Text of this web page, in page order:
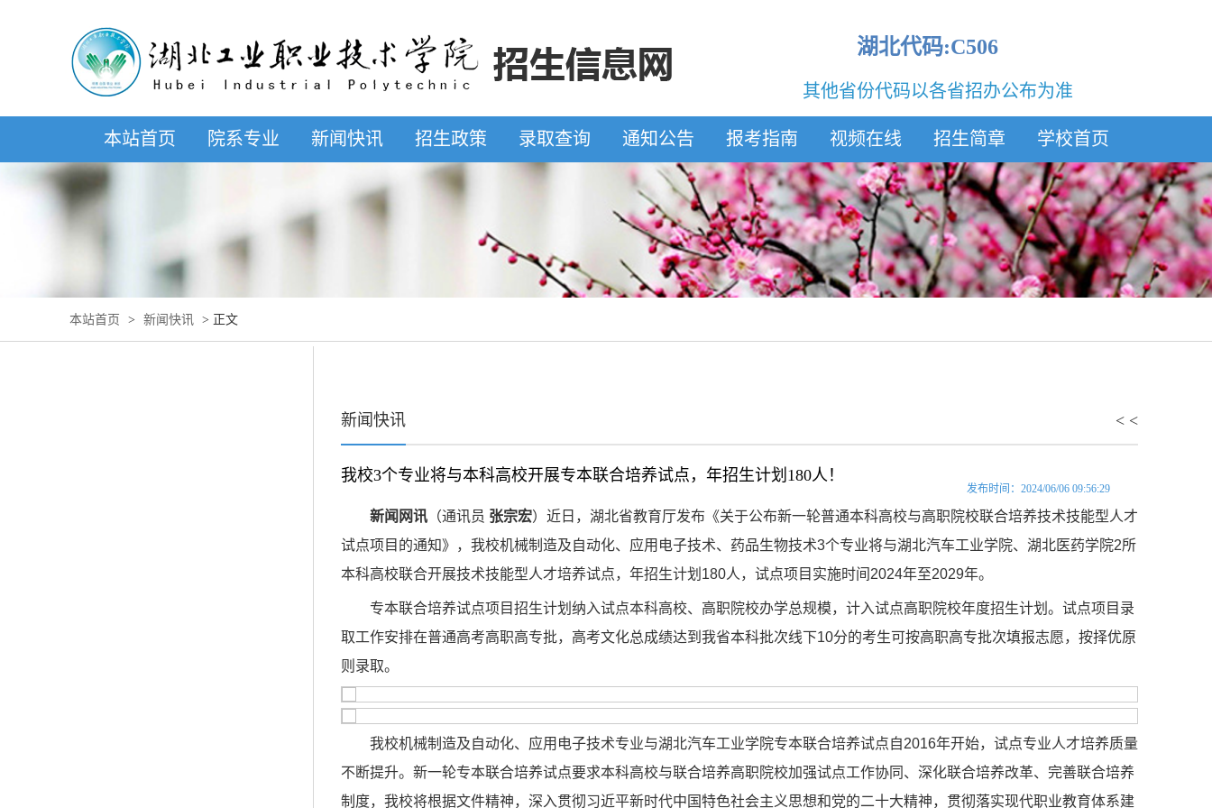
湖北代码:C506
其他省份代码以各省招办公布为准
本站首页 院系专业 新闻快讯 招生政策 录取查询 通知公告 报考指南 视频在线 招生简章 学校首页
本站首页 > 新闻快讯 > 正文
新闻快讯 < <
我校3个专业将与本科高校开展专本联合培养试点，年招生计划180人！
发布时间：2024/06/06 09:56:29
新闻网讯 （通讯员 张宗宏）近日，湖北省教育厅发布《关于公布新一轮普通本科高校与高职院校联合培养技术技能型人才
试点项目的通知》，我校机械制造及自动化、应用电子技术、药品生物技术3个专业将与湖北汽车工业学院、湖北医药学院2所
本科高校联合开展技术技能型人才培养试点，年招生计划180人，试点项目实施时间2024年至2029年。
专本联合培养试点项目招生计划纳入试点本科高校、高职院校办学总规模，计入试点高职院校年度招生计划。试点项目录
取工作安排在普通高考高职高专批，高考文化总成绩达到我省本科批次线下10分的考生可按高职高专批次填报志愿，按择优原
则录取。
我校机械制造及自动化、应用电子技术专业与湖北汽车工业学院专本联合培养试点自2016年开始，试点专业人才培养质量
不断提升。新一轮专本联合培养试点要求本科高校与联合培养高职院校加强试点工作协同、深化联合培养改革、完善联合培养
制度，我校将根据文件精神，深入贯彻习近平新时代中国特色社会主义思想和党的二十大精神，贯彻落实现代职业教育体系建